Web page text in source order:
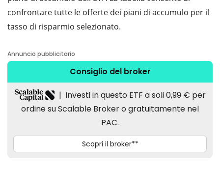
confrontare tutte le offerte dei piani di accumulo per il
tasso di risparmio selezionato.